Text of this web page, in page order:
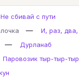
Не сбивай с пути
—
И, раз, два,
—
Дурланаб
Паровозик тыр-тыр-тыр